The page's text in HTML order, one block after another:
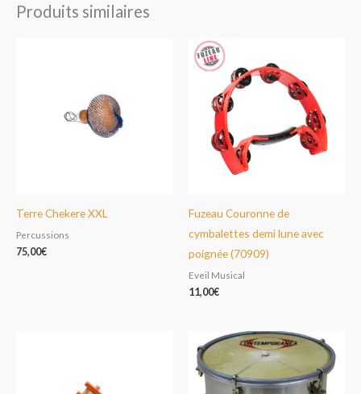
Produits similaires
Terre Chekere XXL
Percussions
75,00€
Fuzeau Couronne de
cymbalettes demi lune avec
poignée (70909)
Eveil Musical
11,00€